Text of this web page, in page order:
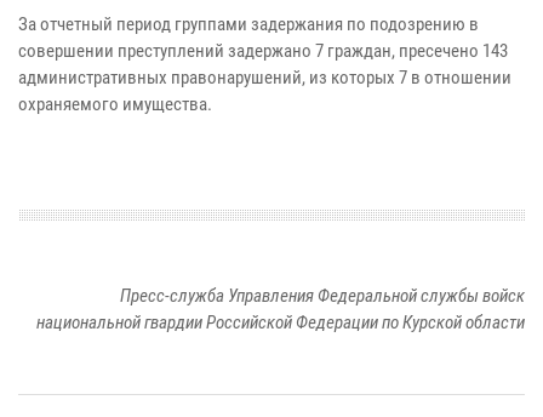
За отчетный период группами задержания по подозрению в
совершении преступлений задержано 7 граждан, пресечено 143
административных правонарушений, из которых 7 в отношении
охраняемого имущества.
Пресс-служба Управления Федеральной службы войск
национальной гвардии Российской Федерации по Курской области